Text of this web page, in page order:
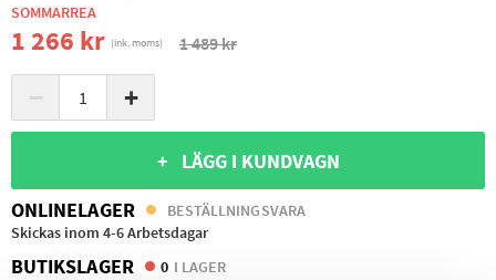
SOMMARREA
1 266 kr (ink. moms) 1 489 kr
− +
+ LÄGG I KUNDVAGN
ONLINELAGER
BESTÄLLNINGSVARA
Skickas inom 4-6 Arbetsdagar
BUTIKSLAGER 0 I LAGER